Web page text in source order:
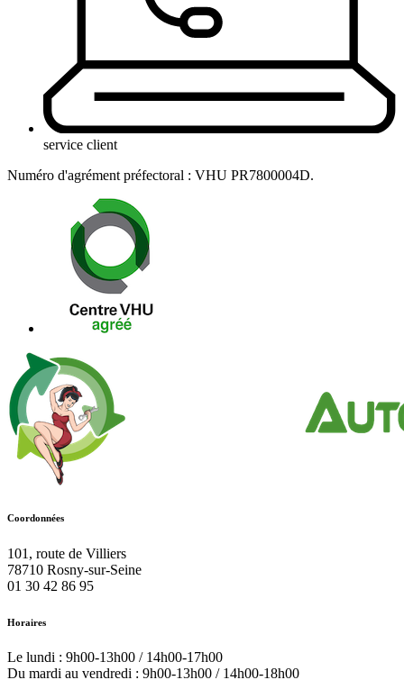
service client
Numéro d'agrément préfectoral : VHU PR7800004D.
Coordonnées
101, route de Villiers
78710 Rosny-sur-Seine
01 30 42 86 95
Horaires
Le lundi : 9h00-13h00 / 14h00-17h00
Du mardi au vendredi : 9h00-13h00 / 14h00-18h00